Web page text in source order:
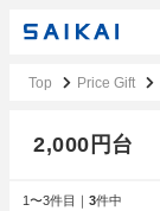
Top Price Gift
2,000円台
1〜3件目｜ 3件中